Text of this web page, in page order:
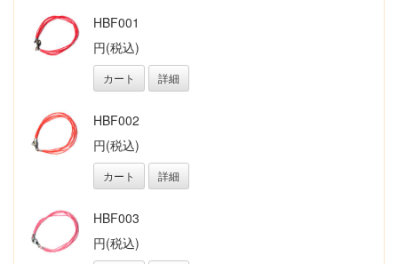
HBF001
円(税込)
カート 詳細
HBF002
円(税込)
カート 詳細
HBF003
円(税込)